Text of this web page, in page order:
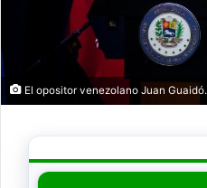
El opositor venezolano Juan Guaidó.